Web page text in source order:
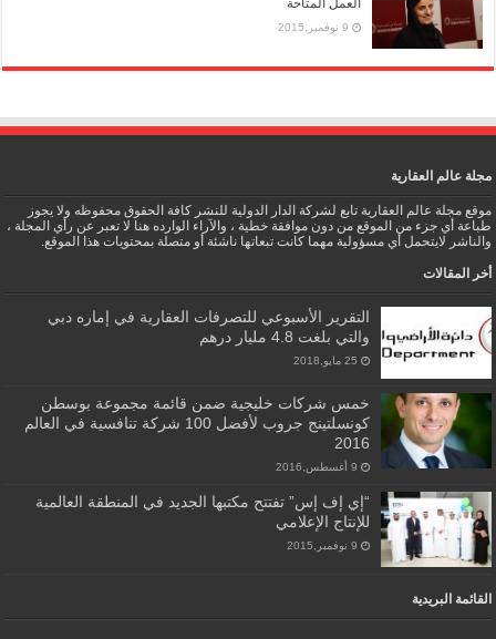
العمل المتاحة
9 نوفمبر,2015
مجلة عالم العقارية
موقع مجلة عالم العقارية تابع لشركة الدار الدولية للنشر كافة الحقوق محفوظه ولا يجوز
طباعة أي جزء من الموقع من دون موافقة خطية ، والآراء الوارده هنا لا تعبر عن رأي المجلة ،
والناشر لايتحمل أي مسؤولية مهما كانت تبعاتها ناشئة أو متصلة بمحتويات هذا الموقع.
أخر المقالات
التقرير الأسبوعي للتصرفات العقارية في إماره دبي
والتي بلغت 4.8 مليار درهم
25 مايو,2018
خمس شركات خليجية ضمن قائمة مجموعة بوسطن
كونسلتينج جروب لأفضل 100 شركة تنافسية في العالم
2016
9 أغسطس,2016
“إي إف إس” تفتتح مكتبها الجديد في المنطقة العالمية
للإنتاج الإعلامي
9 نوفمبر,2015
القائمة البريدية